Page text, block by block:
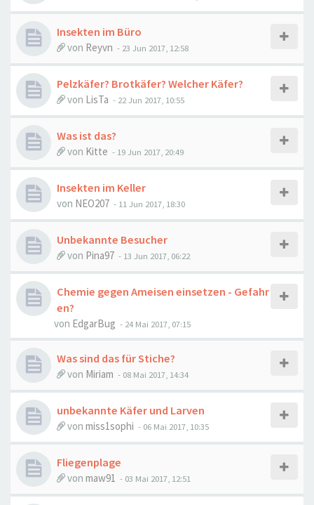
Insekten im Büro
von Reyvn - 23 Jun 2017, 12:58
Pelzkäfer? Brotkäfer? Welcher Käfer?
von LisTa - 22 Jun 2017, 10:55
Was ist das?
von Kitte - 19 Jun 2017, 20:49
Insekten im Keller
von NEO207 - 11 Jun 2017, 18:30
Unbekannte Besucher
von Pina97 - 13 Jun 2017, 06:22
Chemie gegen Ameisen einsetzen - Gefahr
en?
von EdgarBug - 24 Mai 2017, 07:15
Was sind das für Stiche?
von Miriam - 08 Mai 2017, 14:34
unbekannte Käfer und Larven
von miss1sophi - 06 Mai 2017, 10:35
Fliegenplage
von maw91 - 03 Mai 2017, 12:51